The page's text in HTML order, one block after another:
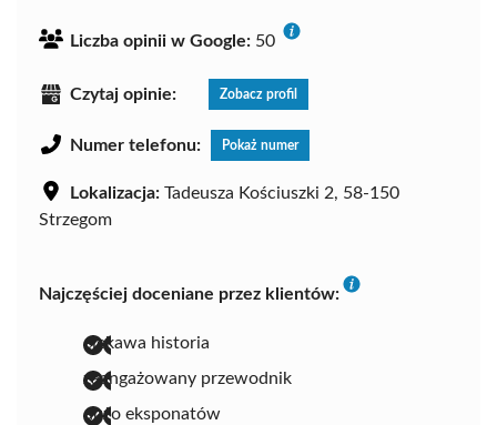
Liczba opinii w Google: 50
Czytaj opinie: Zobacz profil
Numer telefonu: Pokaż numer
Lokalizacja: Tadeusza Kościuszki 2, 58-150
Strzegom
Najczęściej doceniane przez klientów:
ciekawa historia
zaangażowany przewodnik
dużo eksponatów